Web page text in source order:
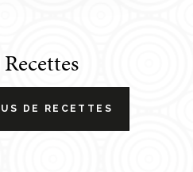
Recettes
DE RECETTES